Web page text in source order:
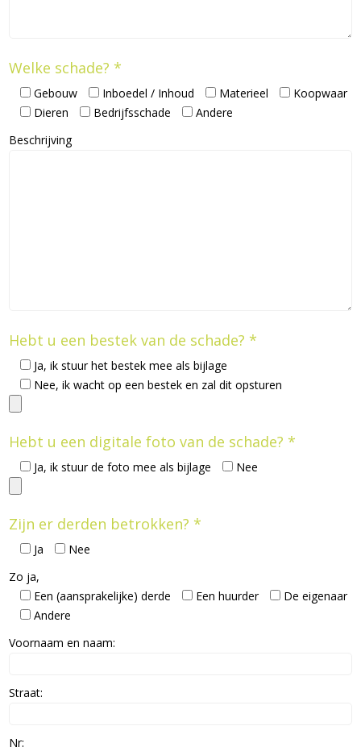
Welke schade? *
Gebouw Inboedel / Inhoud Materieel
Koopwaar
Dieren
Bedrijfsschade
Andere
Beschrijving
Hebt u een bestek van de schade? *
Ja, ik stuur het bestek mee als bijlage
Nee, ik wacht op een bestek en zal dit opsturen
Hebt u een digitale foto van de schade? *
Ja, ik stuur de foto mee als bijlage Nee
Zijn er derden betrokken? *
Ja
Nee
Zo ja,
Een (aansprakelijke) derde
Een huurder
De eigenaar
Andere
Voornaam en naam:
Straat:
Nr: